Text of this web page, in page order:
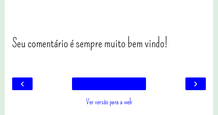
Seu comentário é sempre muito bem vindo!
‹ ›
Ver versão para a web